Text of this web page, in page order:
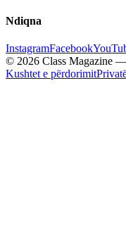
Ndiqna
InstagramFacebook
© 2026 Class Magazine —
Kushtet e përdorimit